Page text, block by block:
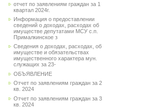
отчет по заявлениям граждан за 1
квартал 2024г.
Информация о предоставлении
сведений о доходах, расходах об
имуществе депутатами МСУ с.п.
Прималкинское з
Сведения о доходах, расходах, об
имуществе и обязательствах
имущественного характера мун.
служащих за 23-
ОБЪЯВЛЕНИЕ
Отчет по заявлениям граждан за 2
кв. 2024
Отчет по заявлениям граждан за 3
кв. 2024